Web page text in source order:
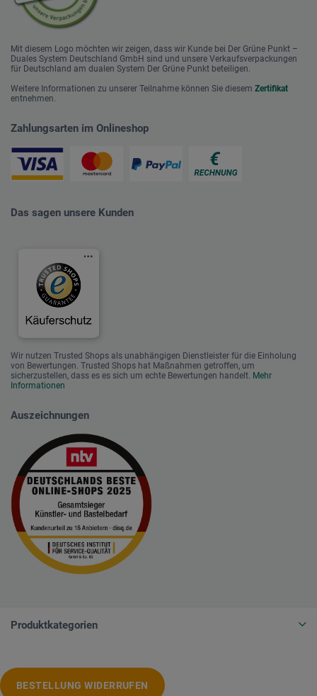
Mit diesem Logo möchten wir zeigen, dass wir Kunde bei Der Grüne Punkt –
Duales System Deutschland GmbH sind und unsere Verkaufsverpackungen
für Deutschland am dualen System Der Grüne Punkt beteiligen.
Weitere Informationen zu unserer Teilnahme können Sie diesem Zertifikat
entnehmen.
Zahlungsarten im Onlineshop
Das sagen unsere Kunden
Wir nutzen Trusted Shops als unabhängigen Dienstleister für die Einholung
von Bewertungen. Trusted Shops hat Maßnahmen getroffen, um
sicherzustellen, dass es es sich um echte Bewertungen handelt. Mehr
Informationen
Auszeichnungen
Produktkategorien
BESTELLUNG WIDERRUFEN